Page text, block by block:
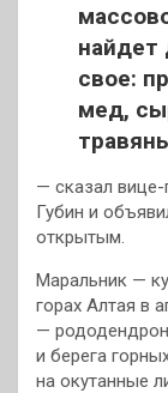
найдет
свое:
мед,
— сказал вице-
Губин и
открытым.
Маральник —
горах Алтая в
—
и берега
на окутанные